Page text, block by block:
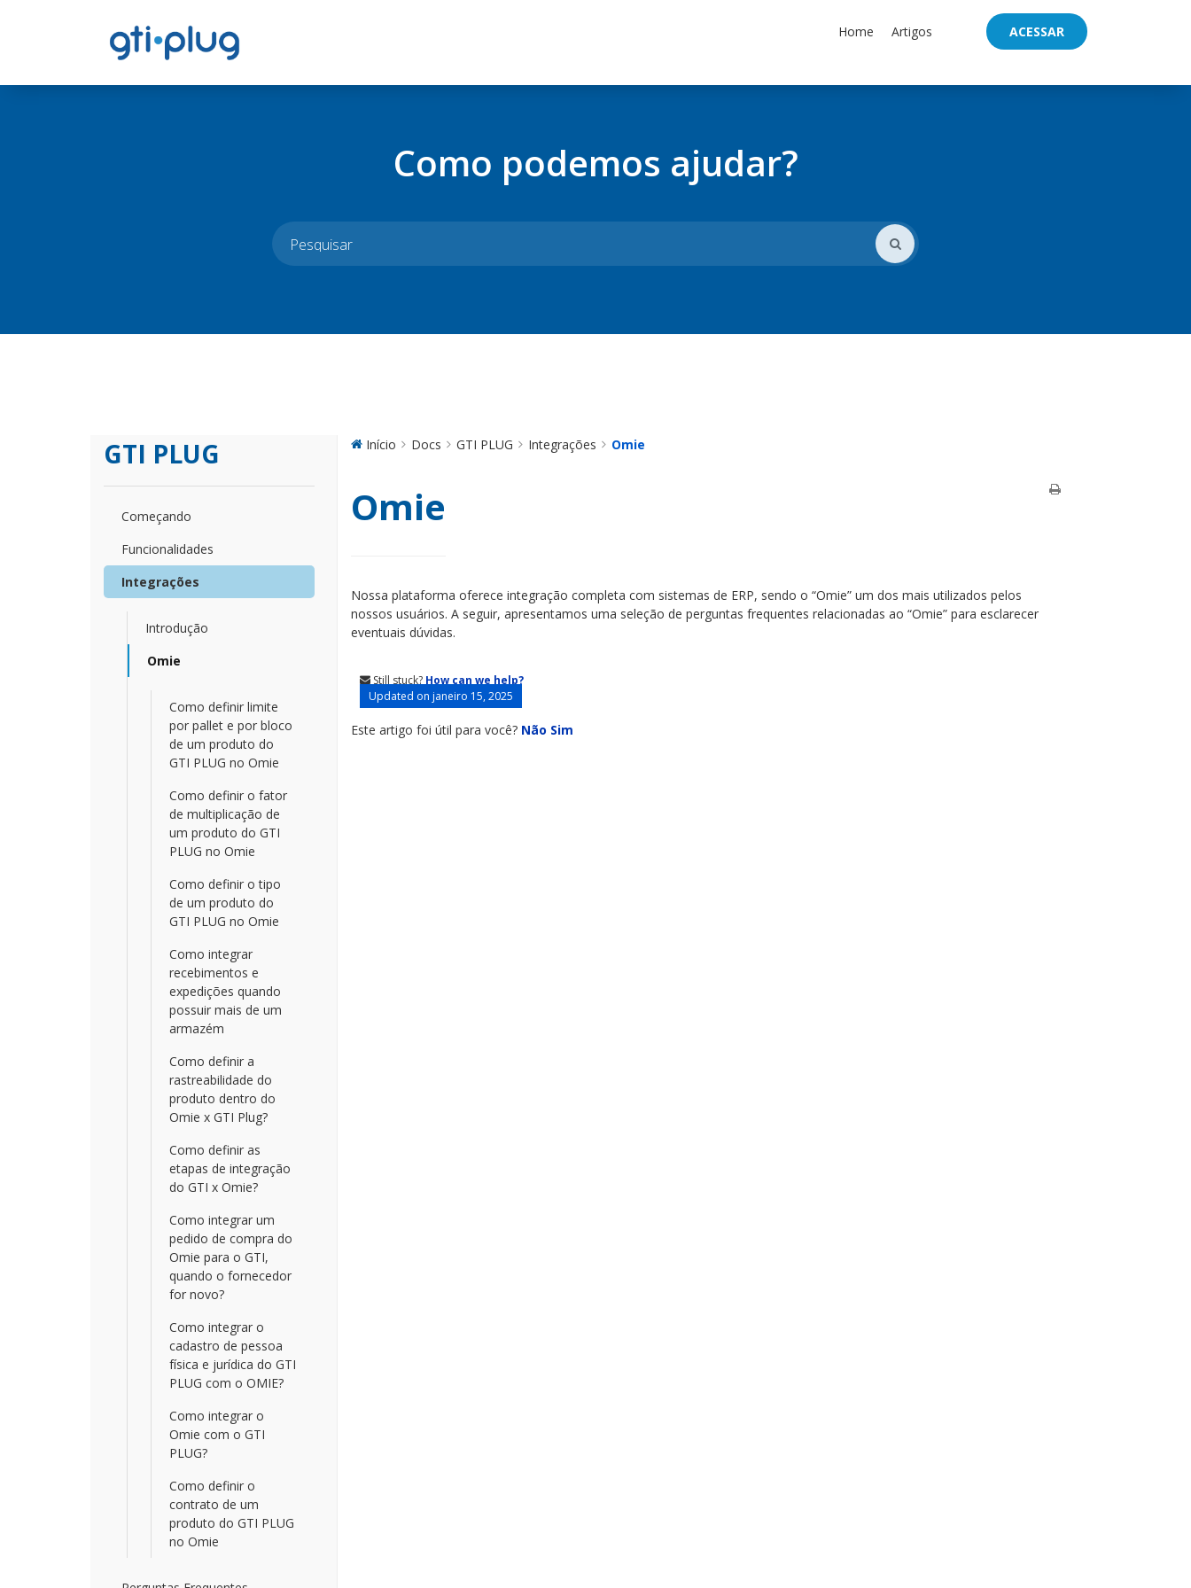
Home Artigos ACESSAR
Como podemos ajudar?
GTI PLUG
Começando
Funcionalidades
Integrações
Introdução
Omie
Como definir limite
por pallet e por bloco
de um produto do
GTI PLUG no Omie
Como definir o fator
de multiplicação de
um produto do GTI
PLUG no Omie
Como definir o tipo
de um produto do
GTI PLUG no Omie
Como integrar
recebimentos e
expedições quando
possuir mais de um
armazém
Como definir a
rastreabilidade do
produto dentro do
Omie x GTI Plug?
Como definir as
etapas de integração
do GTI x Omie?
Como integrar um
pedido de compra do
Omie para o GTI,
quando o fornecedor
for novo?
Como integrar o
cadastro de pessoa
física e jurídica do GTI
PLUG com o OMIE?
Como integrar o
Omie com o GTI
PLUG?
Como definir o
contrato de um
produto do GTI PLUG
no Omie
Início Docs GTI PLUG Integrações Omie
Omie
Nossa plataforma oferece integração completa com sistemas de ERP, sendo o “Omie” um dos mais utilizados pelos
nossos usuários. A seguir, apresentamos uma seleção de perguntas frequentes relacionadas ao “Omie” para esclarecer
eventuais dúvidas.
Still stuck? How can we help?
Updated on janeiro 15, 2025
Este artigo foi útil para você? Não Sim